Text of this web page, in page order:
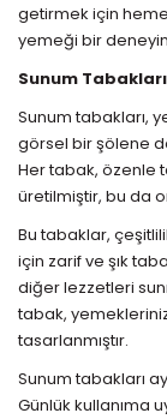
getirmek için
yemeği bir
Sunum
Sunum tabakları,
görsel bir şölene
Her tabak, özenle
üretilmiştir, bu da
Bu tabaklar,
için zarif ve şık
diğer lezzetleri
tabak,
tasarlanmıştır.
Sunum tabakları
Günlük kullanıma